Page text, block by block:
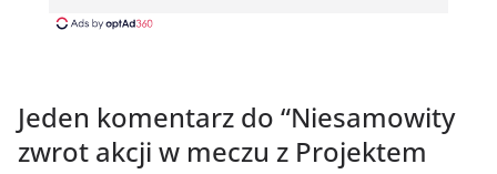
Jeden komentarz do “Niesamowity
zwrot akcji w meczu z Projektem